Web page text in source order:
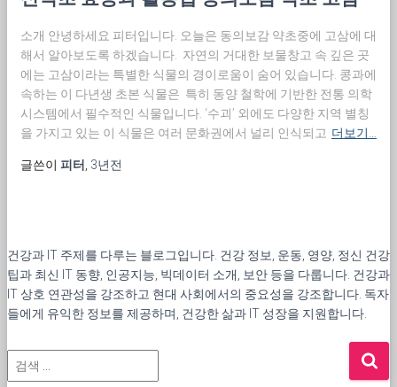
소개 안녕하세요 피터입니다. 오늘은 동의보감 약초중에 고삼에 대
해서 알아보도록 하겠습니다. 자연의 거대한 보물창고 속 깊은 곳
에는 고삼이라는 특별한 식물의 경이로움이 숨어 있습니다. 콩과에
속하는 이 다년생 초본 식물은 특히 동양 철학에 기반한 전통 의학
시스템에서 필수적인 식물입니다. ‘수괴’ 외에도 다양한 지역 별칭
을 가지고 있는 이 식물은 여러 문화권에서 널리 인식되고 더보기…
글쓴이 피터 3년전
건강과 IT 주제를 다루는 블로그입니다. 건강 정보, 운동, 영양, 정신 건강
팁과 최신 IT 동향, 인공지능, 빅데이터 소개, 보안 등을 다룹니다. 건강과
IT 상호 연관성을 강조하고 현대 사회에서의 중요성을 강조합니다. 독자
들에게 유익한 정보를 제공하며, 건강한 삶과 IT 성장을 지원합니다.
검
색